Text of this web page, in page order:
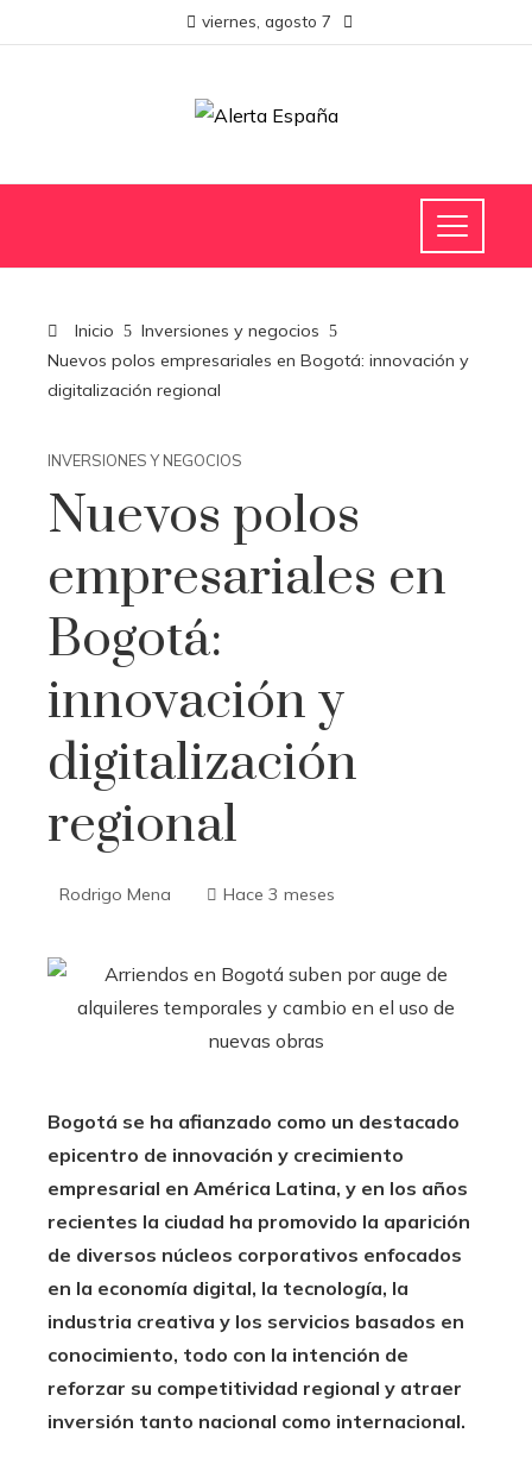
viernes, agosto 7
Inicio
Inversiones y negocios
Nuevos polos empresariales en Bogotá: innovación y
digitalización regional
INVERSIONES Y NEGOCIOS
Nuevos polos
empresariales en
Bogotá:
innovación y
digitalización
regional
Rodrigo Mena Hace 3 meses
Bogotá se ha afianzado como un destacado
epicentro de innovación y crecimiento
empresarial en América Latina, y en los años
recientes la ciudad ha promovido la aparición
de diversos núcleos corporativos enfocados
en la economía digital, la tecnología, la
industria creativa y los servicios basados en
conocimiento, todo con la intención de
reforzar su competitividad regional y atraer
inversión tanto nacional como internacional.